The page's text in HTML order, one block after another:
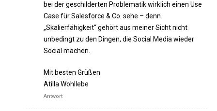
bei der geschilderten Problematik wirklich einen Use
Case für Salesforce & Co. sehe – denn
„Skalierfähigkeit“ gehört aus meiner Sicht nicht
unbedingt zu den Dingen, die Social Media wieder
Social machen.
Mit besten Grüßen
Atilla Wohllebe
Antwort